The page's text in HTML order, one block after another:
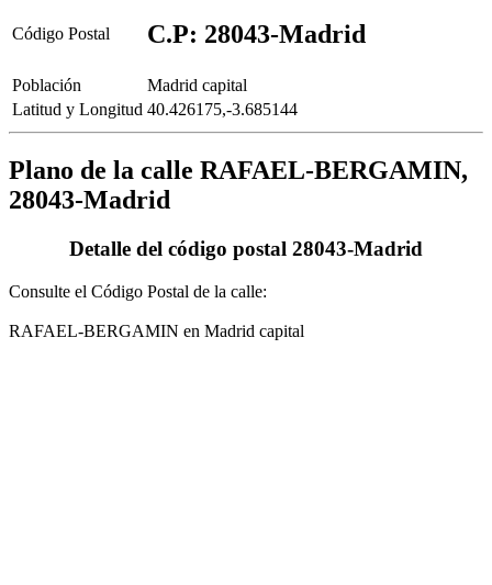
Código Postal C.P: 28043-Madrid
Población
Madrid capital
Latitud y Longitud 40.426175,-3.685144
Plano de la calle RAFAEL-BERGAMIN,
28043-Madrid
Detalle del código postal 28043-Madrid
Consulte el Código Postal de la calle:
RAFAEL-BERGAMIN en Madrid capital